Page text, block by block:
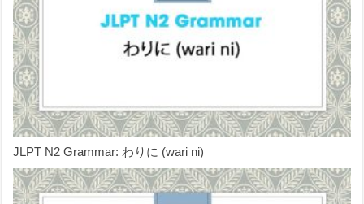
JLPT N2 Grammar: わりに (wari ni)